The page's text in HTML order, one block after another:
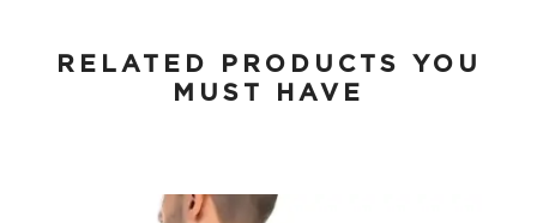
RELATED PRODUCTS YOU
MUST HAVE